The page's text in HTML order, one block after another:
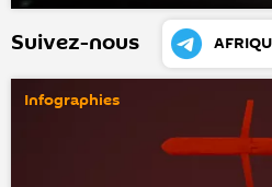
Suivez-nous
Infographies